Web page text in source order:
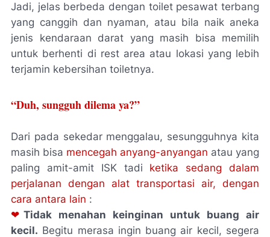
Jadi, jelas berbeda dengan toilet pesawat terbang
yang canggih dan nyaman, atau bila naik aneka
jenis kendaraan darat yang masih bisa memilih
untuk berhenti di rest area atau lokasi yang lebih
terjamin kebersihan toiletnya.
“Duh, sungguh dilema ya?”
Dari pada sekedar menggalau, sesungguhnya kita
masih bisa mencegah anyang-anyangan atau yang
paling amit-amit ISK tadi ketika sedang dalam
perjalanan dengan alat transportasi air, dengan
cara antara lain :
❤ Tidak menahan keinginan untuk buang air
kecil. Begitu merasa ingin buang air kecil, segera